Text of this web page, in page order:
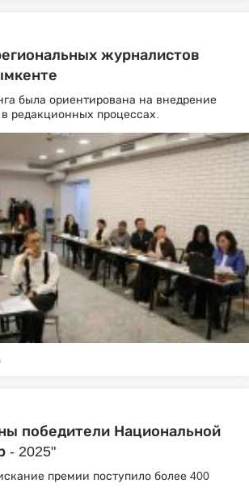
журналистов
была ориентирована на внедрение
редакционных процессах.
победители Национальной
- 2025"
премии поступило более 400